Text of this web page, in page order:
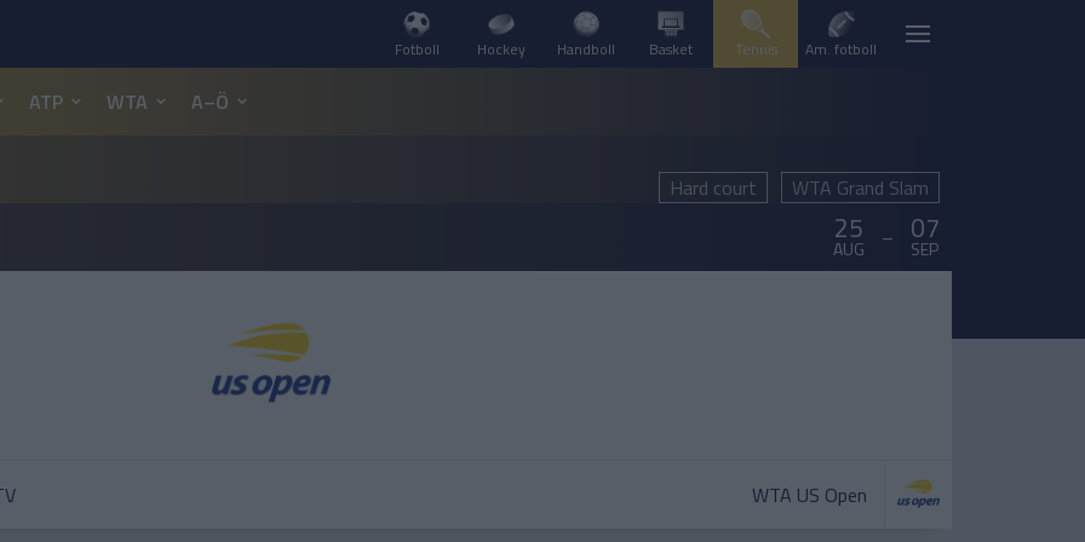
Fotboll Hockey Handboll Basket Tennis Am. fotboll
ATP WTA A–Ö
Hard court WTA Grand Slam
25
AUG – 07
SEP
WTA US Open